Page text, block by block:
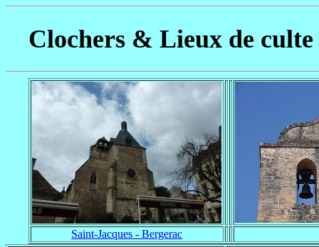
Clochers & Lieux de
Saint-Jacques - Bergerac